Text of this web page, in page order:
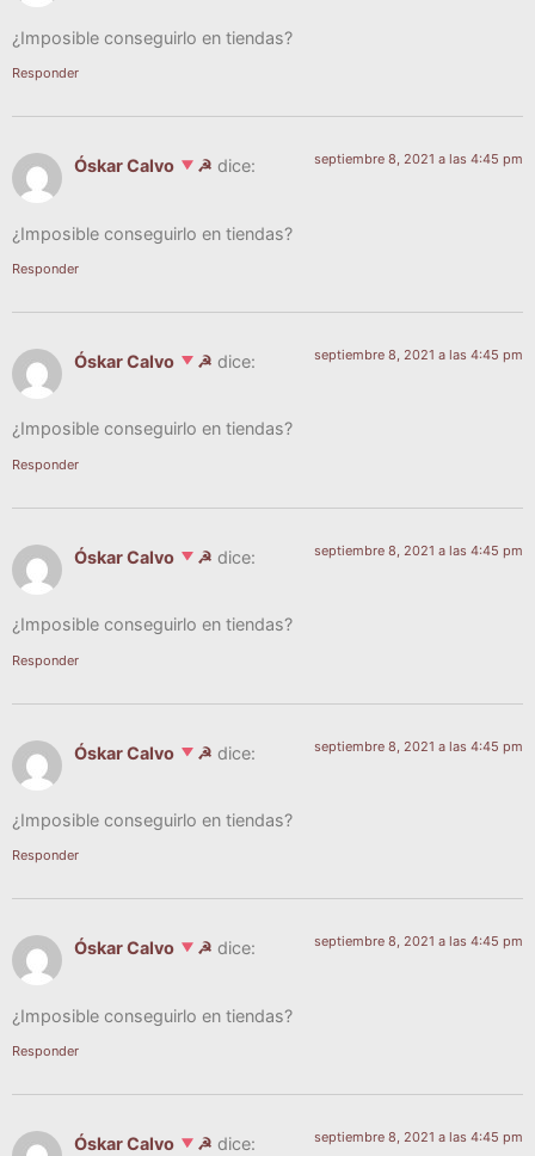
¿Impo­si­ble con­se­guir­lo en tiendas?
Responder
Óskar Calvo ☭ dice: septiembre 8, 2021 a las 4:45 pm
¿Impo­si­ble con­se­guir­lo en tiendas?
Responder
Óskar Calvo ☭ dice: septiembre 8, 2021 a las 4:45 pm
¿Impo­si­ble con­se­guir­lo en tiendas?
Responder
Óskar Calvo ☭ dice: septiembre 8, 2021 a las 4:45 pm
¿Impo­si­ble con­se­guir­lo en tiendas?
Responder
Óskar Calvo ☭ dice: septiembre 8, 2021 a las 4:45 pm
¿Impo­si­ble con­se­guir­lo en tiendas?
Responder
Óskar Calvo ☭ dice: septiembre 8, 2021 a las 4:45 pm
¿Impo­si­ble con­se­guir­lo en tiendas?
Responder
Óskar Calvo ☭ dice: septiembre 8, 2021 a las 4:45 pm